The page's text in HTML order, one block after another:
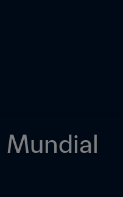
Mundial